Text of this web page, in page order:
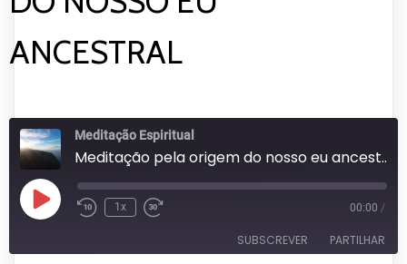
ANCESTRAL
Meditação Espiritual
Meditação pela origem do nosso eu ancestral
Reproduzir
episódio
1x 00:00 /
SUBSCREVER PARTILHAR